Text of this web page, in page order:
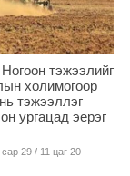
тэжээлийг
холимогоор
тэжээллэг
ургацад эерэг
29 / 11 цаг 20